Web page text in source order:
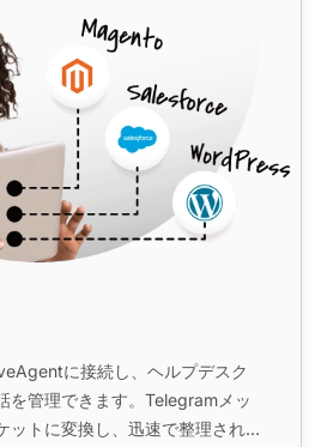
に接続し、ヘルプデスク
を管理できます。Telegramメッ
ットに変換し、迅速で整理された